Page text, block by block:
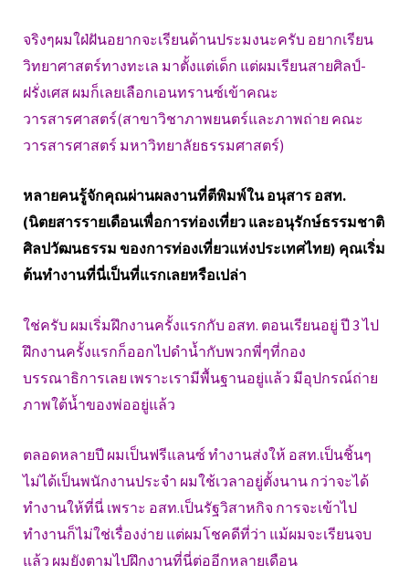
จริงๆผมใฝ่ฝันอยากจะเรียนด้านประมงนะครับ อยากเรียน
วิทยาศาสตร์ทางทะเล มาตั้งแต่เด็ก แต่ผมเรียนสายศิลป์-
ฝรั่งเศส ผมก็เลยเลือกเอนทรานซ์เข้าคณะ
วารสารศาสตร์(สาขาวิชาภาพยนตร์และภาพถ่าย คณะ
วารสารศาสตร์ มหาวิทยาลัยธรรมศาสตร์)
หลายคนรู้จักคุณผ่านผลงานที่ตีพิมพ์ใน อนุสาร อสท.
(นิตยสารรายเดือนเพื่อการท่องเที่ยว และอนุรักษ์ธรรมชาติ
ศิลปวัฒนธรรม ของการท่องเที่ยวแห่งประเทศไทย) คุณเริ่ม
ต้นทำงานที่นี่เป็นที่แรกเลยหรือเปล่า
ใช่ครับ ผมเริ่มฝึกงานครั้งแรกกับ อสท. ตอนเรียนอยู่ ปี 3 ไป
ฝึกงานครั้งแรกก็ออกไปดำน้ำกับพวกพี่ๆที่กอง
บรรณาธิการเลย เพราะเรามีพื้นฐานอยู่แล้ว มีอุปกรณ์ถ่าย
ภาพใต้น้ำของพ่ออยู่แล้ว
ตลอดหลายปี ผมเป็นฟรีแลนซ์ ทำงานส่งให้ อสท.เป็นชิ้นๆ
ไม่ได้เป็นพนักงานประจำ ผมใช้เวลาอยู่ตั้งนาน กว่าจะได้
ทำงานให้ที่นี่ เพราะ อสท.เป็นรัฐวิสาหกิจ การจะเข้าไป
ทำงานก็ไม่ใช่เรื่องง่าย แต่ผมโชคดีที่ว่า แม้ผมจะเรียนจบ
แล้ว ผมยังตามไปฝึกงานที่นี่ต่ออีกหลายเดือน